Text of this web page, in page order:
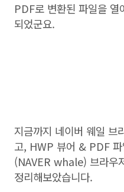
PDF로 변환된 파일을 열
되었군요.
지금까지 네이버 웨일 브
고, HWP 뷰어 & PDF 파
(NAVER whale) 브라우
정리해보았습니다.